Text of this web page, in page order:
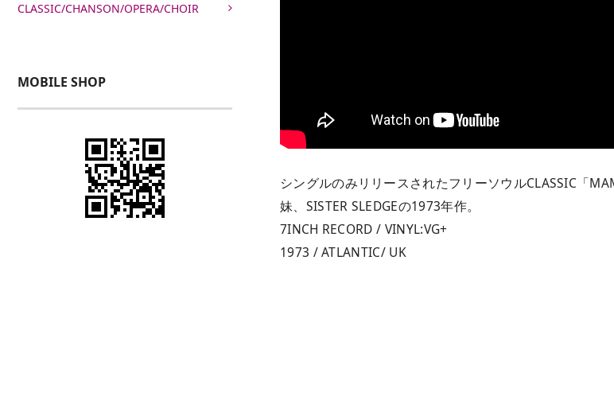
CLASSIC/CHANSON/OPERA/CHOIR
MOBILE SHOP
シングルのみリリースされたフリーソウルCLASSIC「
妹、SISTER SLEDGEの1973年作。
7INCH RECORD / VINYL:VG+
1973 / ATLANTIC/ UK